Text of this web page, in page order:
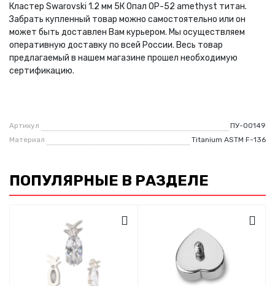
Кластер Swarovski 1.2 мм 5К Опал OP-52 amethyst титан.
Забрать купленный товар можно самостоятельно или он
может быть доставлен Вам курьером. Мы осуществляем
оперативную доставку по всей России. Весь товар
предлагаемый в нашем магазине прошел необходимую
сертификацию.
Артикул
ПУ-00149
Материал
Titanium ASTM F-136
ПОПУЛЯРНЫЕ В РАЗДЕЛЕ